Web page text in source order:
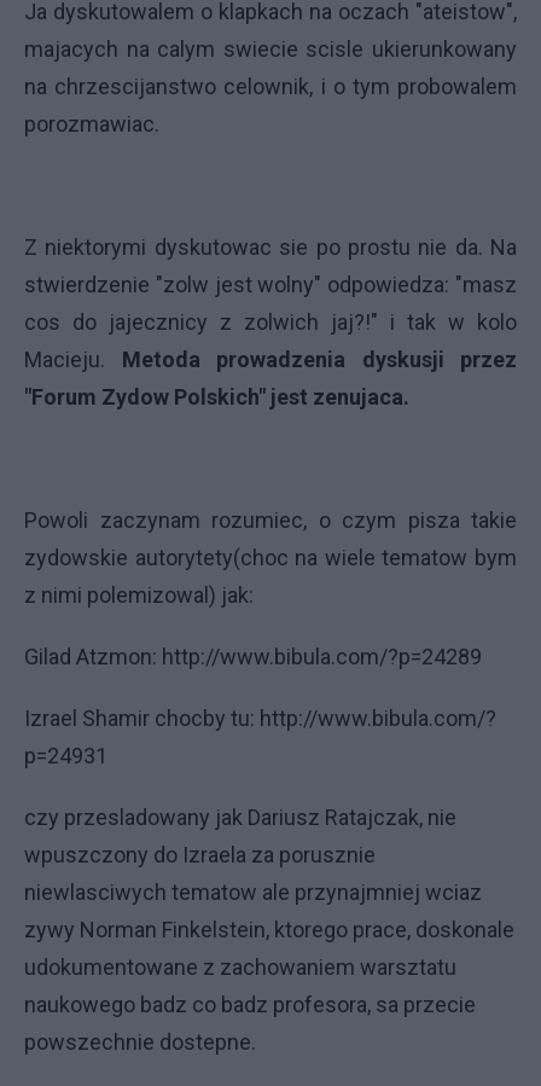
Ja dyskutowalem o klapkach na oczach "ateistow",
majacych na calym swiecie scisle ukierunkowany
na chrzescijanstwo celownik, i o tym probowalem
porozmawiac.
Z niektorymi dyskutowac sie po prostu nie da. Na
stwierdzenie "zolw jest wolny" odpowiedza: "masz
cos do jajecznicy z zolwich jaj?!" i tak w kolo
Macieju. Metoda prowadzenia dyskusji przez
"Forum Zydow Polskich" jest zenujaca.
Powoli zaczynam rozumiec, o czym pisza takie
zydowskie autorytety(choc na wiele tematow bym
z nimi polemizowal) jak:
Gilad Atzmon: http://www.bibula.com/?p=24289
Izrael Shamir chocby tu: http://www.bibula.com/?
p=24931
czy przesladowany jak Dariusz Ratajczak, nie
wpuszczony do Izraela za porusznie
niewlasciwych tematow ale przynajmniej wciaz
zywy Norman Finkelstein, ktorego prace, doskonale
udokumentowane z zachowaniem warsztatu
naukowego badz co badz profesora, sa przecie
powszechnie dostepne.